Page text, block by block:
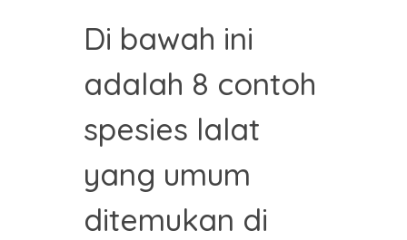
Di bawah ini
adalah 8 contoh
spesies lalat
yang umum
ditemukan di